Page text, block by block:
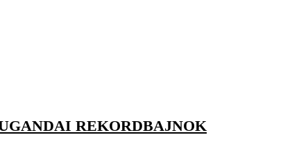
REKORDBAJNOK